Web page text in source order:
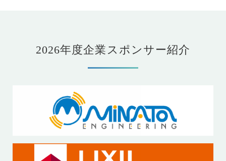
2026年度企業スポンサー紹介